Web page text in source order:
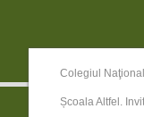
Colegiul
Școala Altfel.